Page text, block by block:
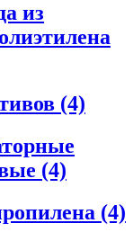
из
(4)
(4)
(4)